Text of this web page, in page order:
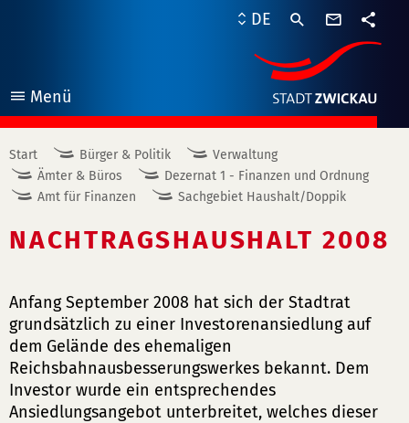
Menü
öffnen
DE
Start Bürger & Politik
Verwaltung
Ämter & Büros
Dezernat 1 - Finanzen und Ordnung
Amt für Finanzen
Sachgebiet Haushalt/Doppik
NACHTRAGSHAUSHALT 2008
Anfang September 2008 hat sich der Stadtrat
grundsätzlich zu einer Investorenansiedlung auf
dem Gelände des ehemaligen
Reichsbahnausbesserungswerkes bekannt. Dem
Investor wurde ein entsprechendes
Ansiedlungsangebot unterbreitet, welches dieser